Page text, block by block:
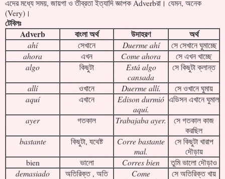
এদের মধ্যে সময়, জায়গা ও তীব্রতা ইত্যাদি জ্ঞাপক Adverbরা। যেমন, অনেক
(Very)।
টেবিলঃ
Adverb
বাংলা অর্থ উদাহরণ অর্থ
ahí সেখানে Duerme ahí
সে সেখানে ঘুমাচ্ছে
ahora
এখন Come ahora
সে এখন খাচ্ছে
algo
কিছুটা
Está algo
cansada
সে কিছুটা ক্লান্ত
allí
ওখানে Duerme allí.
সে ওখানে ঘুমায়
aquí
এখানে
Edison durmió
aquí.
এডিসন এখানে ঘুমাল
ayer
গতকাল Trabajaba ayer.
সে গতকাল কাজ
করছিল
bastante
কিছুটা, যথেষ্ট
Corre bastante
mal.
সে কিছুটা খারাপ
দৌড়ায়
bien
ভালো Corres bien
তুমি ভালো দৌড়াও
demasiado
অতিরিক্ত , অতি
Come
সে অতিরিক্ত খায়